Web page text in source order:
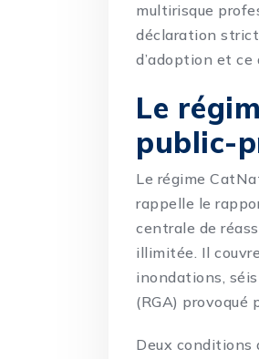
multirisque
déclaration
d’adoption et
Le
public-
Le régime
rappelle le
centrale de
illimitée. Il
inondations,
(RGA) provoqué
Deux conditions